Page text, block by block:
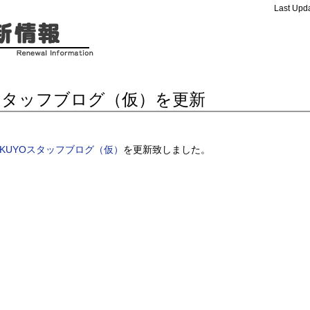
Last
ッフブログ（仮）を更新
スタッフブログ（仮） を更新致しました。